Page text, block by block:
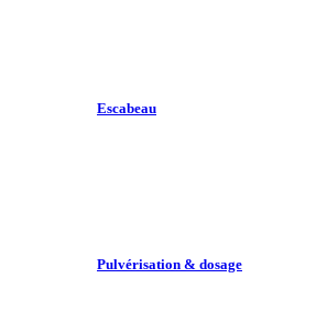
Escabeau
Pulvérisation & dosage